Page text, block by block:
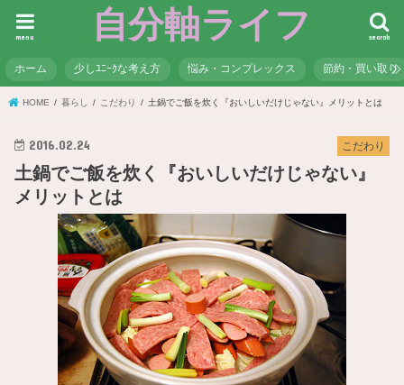
自分軸ライフ search
menu
ホーム 少しﾕﾆｰｸな考え方 悩み・コンプレックス 節約・買い取り
HOME 暮らし こだわり 土鍋でご飯を炊く『おいしいだけじゃない』メリットとは
こだわり
2016.02.24
土鍋でご飯を炊く『おいしいだけじゃない』
メリットとは